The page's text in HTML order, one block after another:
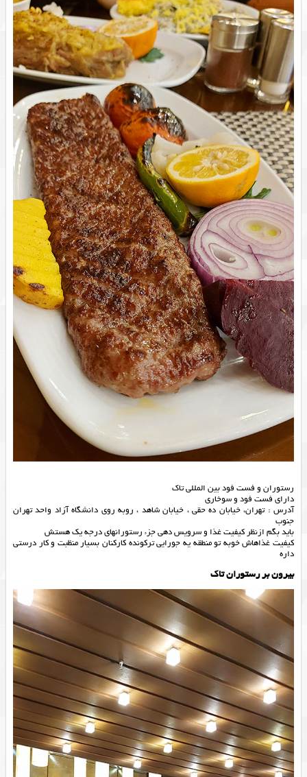
رستوران و فست فود بین المللی تاک
دارای فست فود و سوخاری
آدرس : تهران، خیابان ده حقی ، خیابان شاهد ، روبه روی دانشگاه آزاد واحد تهران
جنوب
باید بگم ازنظر کیفیت غذا و سرویس دهی جزء رستورانهای درجه یک هستش
کیفیت غذاهاش خوبه تو منطقه یه جورایی ترکونده کارکنان بسیار منظبت و کار درستی
داره
بیرون بر رستوران تاک